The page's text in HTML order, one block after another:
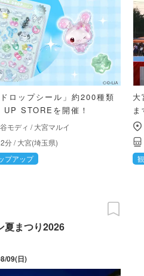
ロップシール」約200種類
STOREを開催！
モディ /大宮マルイ
2分/大宮(埼玉県)
プアップ
夏まつり2026
09(日)